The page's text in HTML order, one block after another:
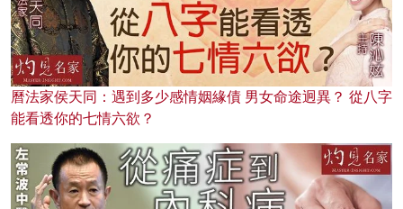
曆法家侯天同：遇到多少感情姻緣債 男女命途迥異？ 從八字
能看透你的七情六欲？